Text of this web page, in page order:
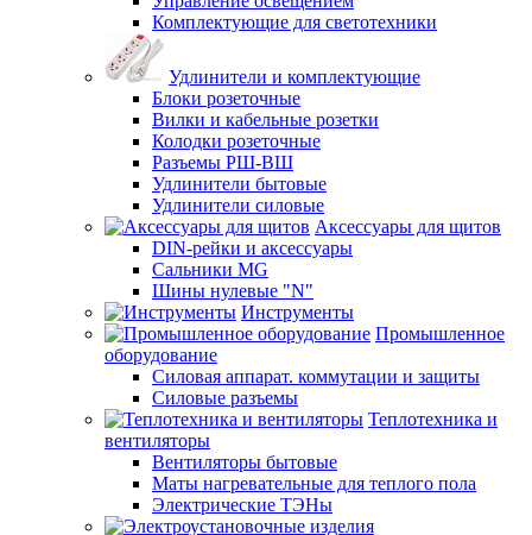
Комплектующие для светотехники
Удлинители и комплектующие
Блоки розеточные
Вилки и кабельные розетки
Колодки розеточные
Разъемы РШ-ВШ
Удлинители бытовые
Удлинители силовые
Аксессуары для щитов
DIN-рейки и аксессуары
Сальники MG
Шины нулевые "N"
Инструменты
Промышленное
оборудование
Силовая аппарат. коммутации и защиты
Силовые разъемы
Теплотехника и
вентиляторы
Вентиляторы бытовые
Маты нагревательные для теплого пола
Электрические ТЭНы